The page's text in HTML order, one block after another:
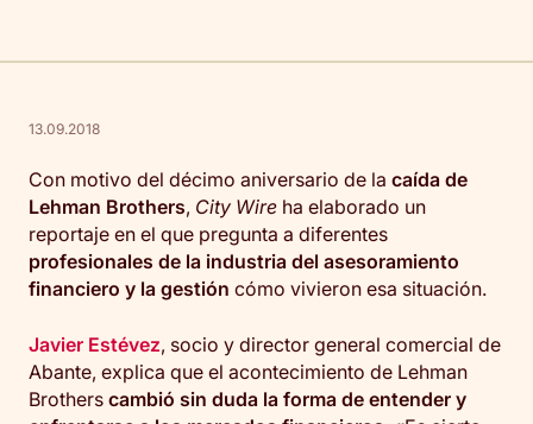
13.09.2018
Con motivo del décimo aniversario de la caída de
Lehman Brothers, City Wire ha elaborado un
reportaje en el que pregunta a diferentes
profesionales de la industria del asesoramiento
financiero y la gestión cómo vivieron esa situación.
Javier Estévez, socio y director general comercial de
Abante, explica que el acontecimiento de Lehman
Brothers cambió sin duda la forma de entender y